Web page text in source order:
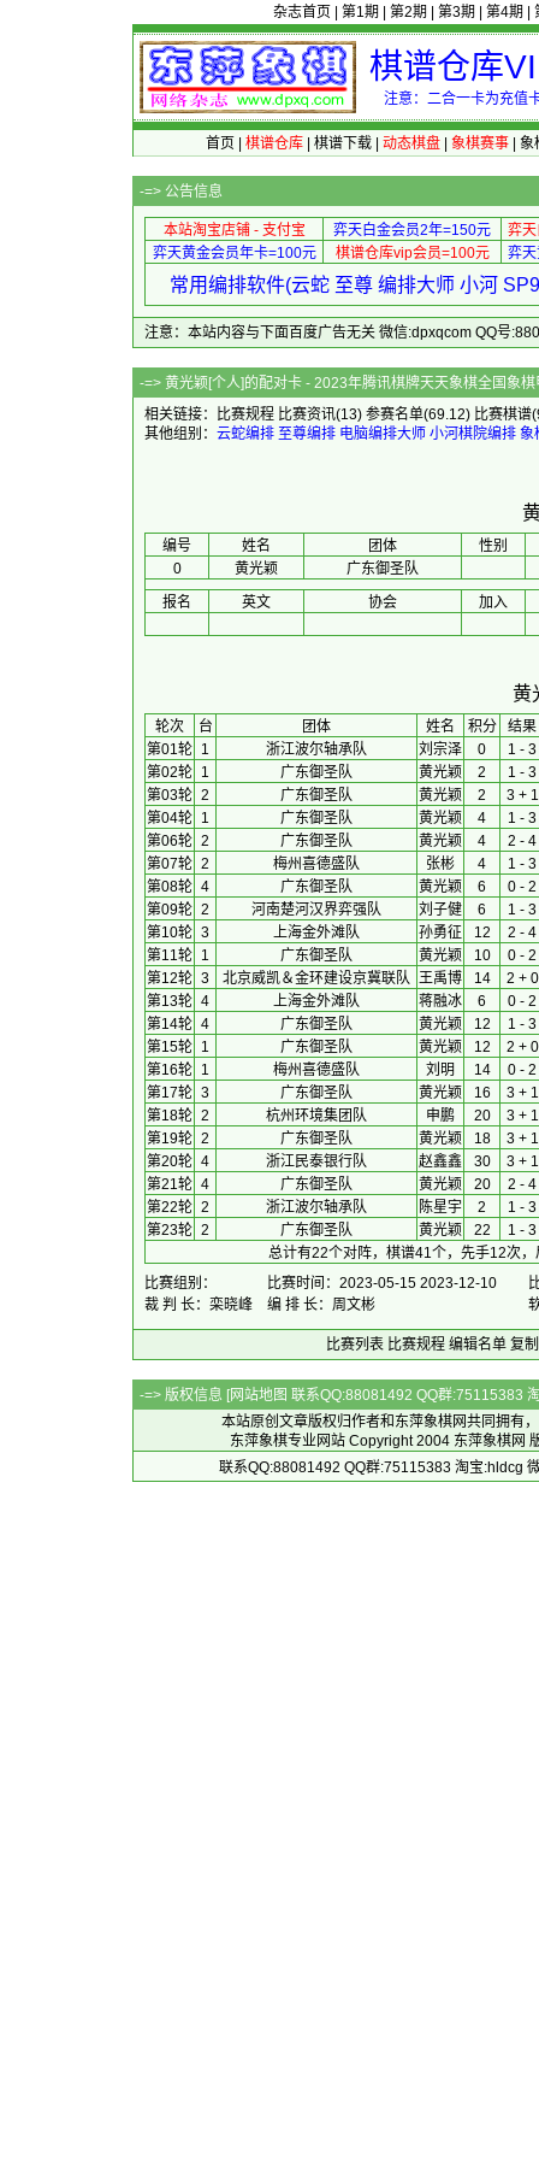
杂志首页 第1期 第2期 第3期 第4期
棋谱仓库
注意：二合一卡为充值
首页 棋谱仓库| 棋谱下载| 动态棋盘| 象棋赛事| 象
-=> 公告信息
本站淘宝店铺 - 支付宝 弈天白金会员2年=150元
弈
弈天黄金会员年卡=100元
棋谱仓库vip会员=100元 弈
常用编排软件(云蛇 至尊 编排大师 小河
注意：本站内容与下面百度广告无关 微信:dpxqcom QQ号
-=> 黄光颖[个人]的配对卡 - 2023年腾讯
相关链接：
比赛规程 比赛资讯(13) 参赛名单(69.12) 比赛棋谱
其他组别： 云蛇编排 至尊编排 电脑编排大师 小河棋院编排 象
编号 姓名 团体
性别
0
黄光颖
广东御圣队
报名
英文 协会 加入
黄
轮次 台 团体 姓名 积分
结果
第01轮 1 浙江波尔轴承队 刘宗泽 0
1 - 3
第02轮 1 广东御圣队 黄光颖 2
1 - 3
第03轮 2 广东御圣队 黄光颖 2
3 + 1
第04轮 1 广东御圣队 黄光颖 4
1 - 3
第06轮 2 广东御圣队 黄光颖 4
2 - 4
第07轮 2 梅州喜德盛队 张彬 4
1 - 3
第08轮 4 广东御圣队 黄光颖 6
0 - 2
第09轮 2 河南楚河汉界弈强队 刘子健 6
1 - 3
第10轮 3 上海金外滩队 孙勇征 12
2 - 4
第11轮 1 广东御圣队 黄光颖 10
0 - 2
第12轮 3 北京威凯＆金环建设京冀联队 王禹博 14
2 + 0
第13轮 4 上海金外滩队 蒋融冰 6
0 - 2
第14轮 4 广东御圣队 黄光颖 12
1 - 3
第15轮 1 广东御圣队 黄光颖 12
2 + 0
第16轮 1 梅州喜德盛队 刘明 14
0 - 2
第17轮 3 广东御圣队 黄光颖 16
3 + 1
第18轮 2 杭州环境集团队 申鹏 20
3 + 1
第19轮 2 广东御圣队 黄光颖 18
3 + 1
第20轮 4 浙江民泰银行队 赵鑫鑫 30
3 + 1
第21轮 4 广东御圣队 黄光颖 20
2 - 4
第22轮 2 浙江波尔轴承队 陈星宇 2
1 - 3
第23轮 2 广东御圣队 黄光颖 22
1 - 3
总计有22个对阵，棋谱41个，先手12次
比赛组别：
比赛时间：2023-05-15 2023-12-10
裁 判 长：栾晓峰
编 排 长：周文彬
比赛列表 比赛规程 编辑名单 复
-=> 版权信息 [网站地图 联系QQ:88081492 QQ群:75115383
本站原创文章版权归作者和 东萍象棋网共同拥有
东萍象棋专业网站 Copyright 2004 东萍象棋网
联系QQ:88081492 QQ群:75115383 淘宝:hldcg